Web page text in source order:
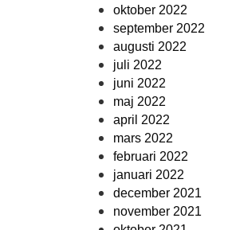
oktober 2022
september 2022
augusti 2022
juli 2022
juni 2022
maj 2022
april 2022
mars 2022
februari 2022
januari 2022
december 2021
november 2021